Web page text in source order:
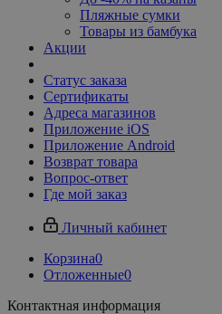
Пляжные сумки
Товары из бамбука
Акции
Статус заказа
Сертификаты
Адреса магазинов
Приложение iOS
Приложение Android
Возврат товара
Вопрос-ответ
Где мой заказ
Личный кабинет
Корзина0
Отложенные0
Контактная информация